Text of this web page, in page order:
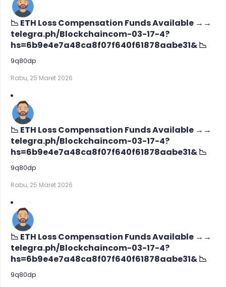
📉 ETH Loss Compensation Funds Available →→
telegra.ph/Blockchaincom-03-17-4?
hs=6b9e4e7a48ca8f07f640f61878aabe31& 📉
9q80dp
Rabu, 25 Maret 2026
📉 ETH Loss Compensation Funds Available →→
telegra.ph/Blockchaincom-03-17-4?
hs=6b9e4e7a48ca8f07f640f61878aabe31& 📉
9q80dp
Rabu, 25 Maret 2026
📉 ETH Loss Compensation Funds Available →→
telegra.ph/Blockchaincom-03-17-4?
hs=6b9e4e7a48ca8f07f640f61878aabe31& 📉
9q80dp